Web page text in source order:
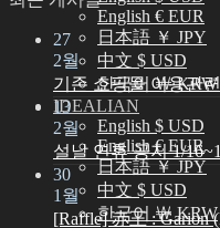
English € EUR
日本語 ￥ JPY
中文 $ USD
한국어 ￦ KRW
IDEALIAN
English $ USD
English € EUR
日本語 ￥ JPY
中文 $ USD
한국어 ￦ KRW
27
2월
기존 쇼핑몰 이용관
13
2월
설날 연휴 공지 1/
30
1월
[Raffle] 赤王 : Garion